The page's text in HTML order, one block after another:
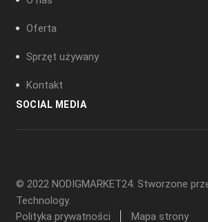
Oferta
Sprzęt używany
Kontakt
SOCIAL MEDIA
© 2022 NODIGMARKET24. Stworzone
Technology.
Polityka prywatności
Mapa strony